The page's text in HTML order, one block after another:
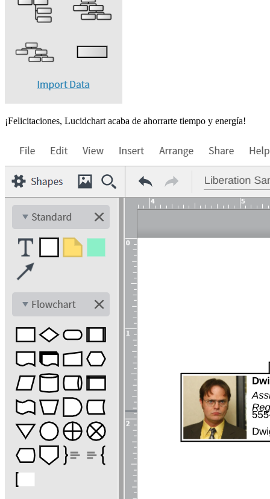
¡Felicitaciones, Lucidchart acaba de ahorrarte tiempo y energía!